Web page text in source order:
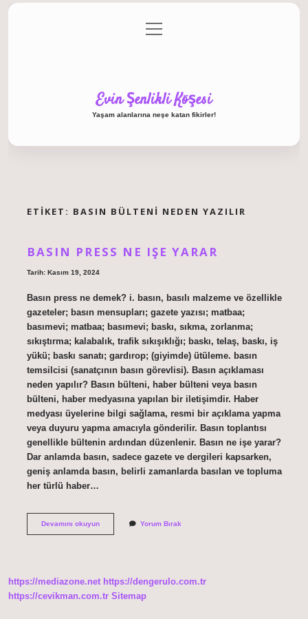
Gizlilik Politikası
menüyü
aç
Evin Şenlikli Köşesi
Yaşam alanlarına neşe katan fikirler!
ETIKET: BASIN BÜLTENI NEDEN YAZILIR
BASIN PRESS NE IŞE YARAR
Tarih: Kasım 19, 2024
Basın press ne demek? i. basın, basılı malzeme ve özellikle
gazeteler; basın mensupları; gazete yazısı; matbaa;
basımevi; matbaa; basımevi; baskı, sıkma, zorlanma;
sıkıştırma; kalabalık, trafik sıkışıklığı; baskı, telaş, baskı, iş
yükü; baskı sanatı; gardırop; (giyimde) ütüleme. basın
temsilcisi (sanatçının basın görevlisi). Basın açıklaması
neden yapılır? Basın bülteni, haber bülteni veya basın
bülteni, haber medyasına yapılan bir iletişimdir. Haber
medyası üyelerine bilgi sağlama, resmi bir açıklama yapma
veya duyuru yapma amacıyla gönderilir. Basın toplantısı
genellikle bültenin ardından düzenlenir. Basın ne işe yarar?
Dar anlamda basın, sadece gazete ve dergileri kapsarken,
geniş anlamda basın, belirli zamanlarda basılan ve topluma
her türlü haber…
Devamını okuyunBasın
Yorum Bırak
https://mediazone.net https://dengerulo.com.tr
https://cevikman.com.tr Sitemap